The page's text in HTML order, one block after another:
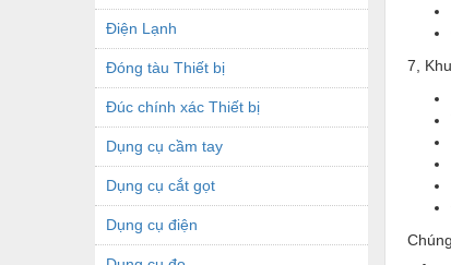
Điện Lạnh
Đóng tàu Thiết bị
Đúc chính xác Thiết bị
Dụng cụ cầm tay
Dụng cụ cắt gọt
Dụng cụ điện
7,